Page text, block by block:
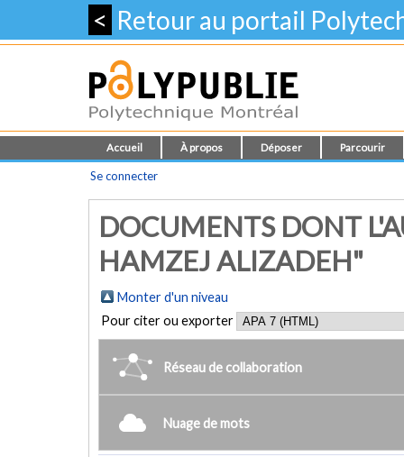
< Retour au portail
Accueil À propos Déposer Parcourir
Se connecter
DOCUMENTS DONT
HAMZEJ ALIZADEH"
Monter d'un niveau
Pour citer ou exporter
Réseau de collaboration
Nuage de mots